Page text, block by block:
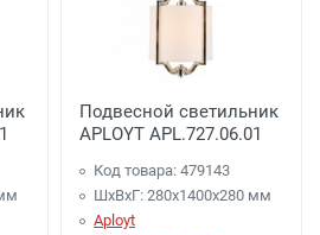
Подвесной светильник
APLOYT APL.727.06.01
Код товара: 479143
ШхВхГ: 280x1400x280 мм
Aployt